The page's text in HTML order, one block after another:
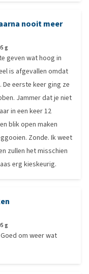
nooit meer
g
geven wat hoog in
is afgevallen omdat
eerste keer ging ze
Jammer dat je niet
in een keer 12
blik open maken
Zonde. Ik weet
zullen het misschien
erg kieskeurig.
g
om weer wat